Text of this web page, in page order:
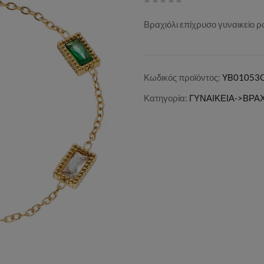
Βραχιόλι επίχρυσο
Κωδικός προϊόντος:
Κατηγορία: ΓΥΝΑΙΚΕΙΑ-